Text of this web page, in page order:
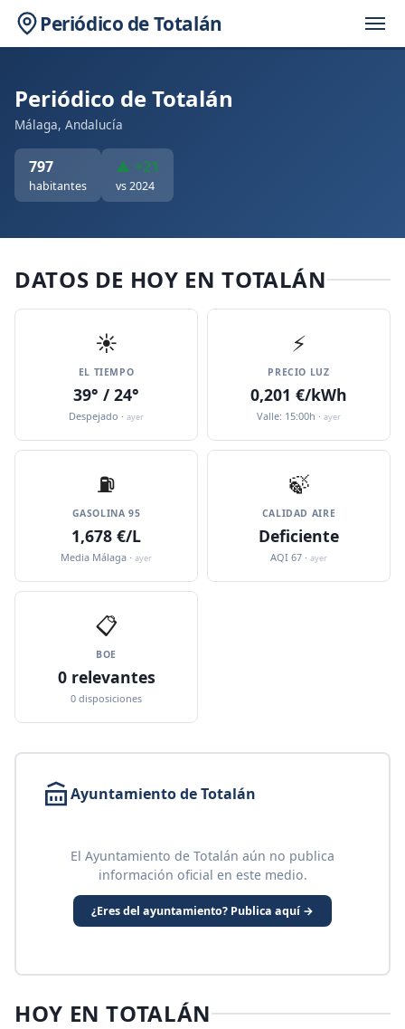
Periódico de Totalán
Periódico de Totalán
Málaga, Andalucía
797
habitantes
▲ +21
vs 2024
DATOS DE HOY EN TOTALÁN
☀️
EL TIEMPO
39° / 24°
Despejado · ayer
⚡
PRECIO LUZ
0,201 €/kWh
Valle: 15:00h · ayer
⛽️
GASOLINA 95
1,678 €/L
Media Málaga · ayer
🍃
CALIDAD AIRE
Deficiente
AQI 67 · ayer
📋
BOE
0 relevantes
0 disposiciones
Ayuntamiento de Totalán
El Ayuntamiento de Totalán aún no publica
información oficial en este medio.
¿Eres del ayuntamiento? Publica aquí →
HOY EN TOTALÁN